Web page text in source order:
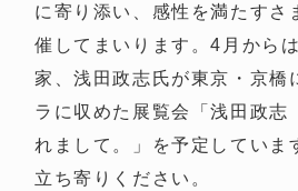
に寄り添い、感性を満たすさ
催してまいります。4月から
家、浅田政志氏が東京・京橋
ラに収めた展覧会「浅田政
れまして。」を予定していま
立ち寄りください。